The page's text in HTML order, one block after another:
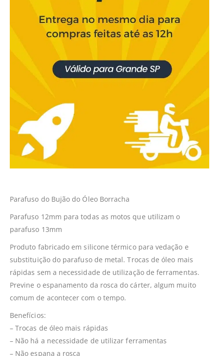
Parafuso do Bujão do Óleo Borracha
Parafuso 12mm para todas as motos que utilizam o
parafuso 13mm
Produto fabricado em silicone térmico para vedação e
substituição do parafuso de metal. Trocas de óleo mais
rápidas sem a necessidade de utilização de ferramentas.
Previne o espanamento da rosca do cárter, algum muito
comum de acontecer com o tempo.
Benefícios:
– Trocas de óleo mais rápidas
– Não há a necessidade de utilizar ferramentas
– Não espana a rosca